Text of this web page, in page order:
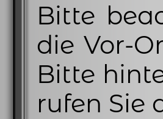
Bitte
die Vor-
Bitte
rufen Sie